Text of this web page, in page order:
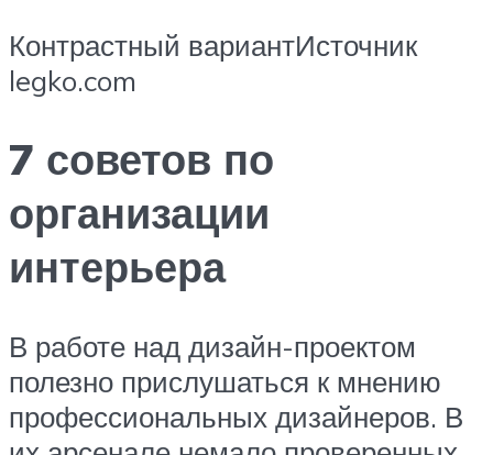
Контрастный вариантИсточник
legko.com
7 советов по
организации
интерьера
В работе над дизайн-проектом
полезно прислушаться к мнению
профессиональных дизайнеров. В